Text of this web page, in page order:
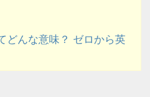
どんな意味？ ゼロから英